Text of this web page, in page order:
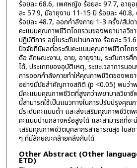
ร้อยละ 68.6, เพศหญิง ร้อยละ 97.7, อายุ
ละ 57.9, มีอายุงาน 11-15 ปี ร้อยละ
ร้อยละ 48.7, ออกกำลังกาย 1-3 ครั้ง/สัปด
คะแนนคุณภาพชีวิตโดยรวมของพยาบาลวิช
ปฏิบัติการ อยู่ในระดับปานกลาง ร้อยละ
ปัจจัยที่มีผลต่อระดับคะแนนคุณภาพชีวิตโดย
ดือ ลักษณะงาน, อายุ, อายุงาน, ระดับการศึ
ได้, ประเภทของอุบัติเหตุ, ระยะเวลาการนอ
การออกกำลังกายทำให้คุณภาพชีวิตของพย
อย่างมีนัยสำคัญทางสถิติ (p <0.05) พบว่า
มีคะแนนคุณภาพชีวิตที่สูงกว่าพยาบาลวิชาชี
นี้สามารถใช้เป็นแนวทางในการปรับปรุงคุณ
มีระดับคะแนนต่ำ และส่งเสริมคุณภาพชีวิตพ
คะแนนปานกลางหรือสูงได้ และสามารถที่จะน
เสริมคุณภาพชีวิตบุคลากรสาธารณสุข ในส
ๆ ที่มีลักษณะคล้ายคลึงกันได้
Other Abstract (Other
ETD)